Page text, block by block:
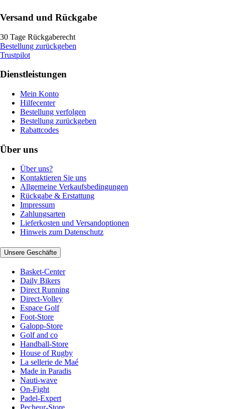
Versand und Rückgabe
30 Tage Rückgaberecht
Bestellung zurückgeben
Trustpilot
Dienstleistungen
Mein Konto
Hilfecenter
Bestellung verfolgen
Bestellung zurückgeben
Rabattcodes
Über uns
Über uns?
Kontaktieren Sie uns
Allgemeine Verkaufsbedingungen
Rückgabe & Erstattung
Impressum
Zahlungsarten
Lieferkosten und Versandoptionen
Hinweis zum Datenschutz
Unsere Geschäfte
Basket-Center
Daily Bikers
Direct Running
Direct-Volley
Espace Golf
Foot-Store
Galopp-Store
Golf and co
Handball-Store
House of Rugby
La sellerie de Maé
Made in Paradis
Nauti-wave
On-Fight
Padel-Expert
Pecheur-Store